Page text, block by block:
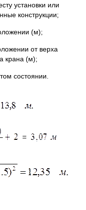
установки или
конструкции;
(м);
от верха
крана (м);
состоянии.